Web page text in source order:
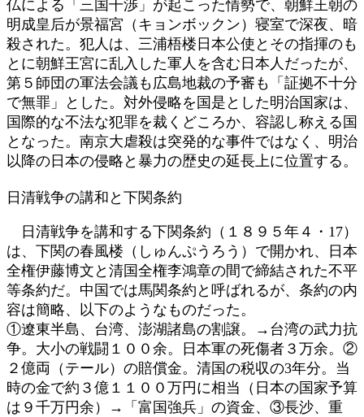
仏による「三国干渉」が起こった情勢で、朝鮮王朝の
明成皇后が景福宮（キョンボックン）寝室で深夜、暗
殺された。犯人は、三浦梧楼日本公使とその指揮のも
とに朝鮮王宮に乱入した軍人を含む日本人だったが、
第５師団の軍法会議も広島地裁の予審も「証拠不十分
で無罪」とした。対外侵略を国是とした明治国家は、
国際的な不法な犯罪を裁くどころか、容認し称える国
となった。南京大虐殺は突発的な事件ではなく、明治
以降の日本の侵略と暴力の歴史の延長上に位置する。
日清戦争の講和と下関条約
日清戦争を講和する下関条約（１８９５年４・17）
は、下関の春風楼（しゅんぷうろう）で開かれ、日本
全権伊藤博文と清国全権李鴻章の間で締結された不平
等条約だ。中国では馬関条約と呼ばれるが、条約の内
容は簡略、以下のようなものだった。
①遼東半島、台湾、澎湖諸島の割譲。→台湾の武力抗
争。大小の戦闘１００余。日本軍の死傷者３万余。②
２億両（テール）の賠償金。清国の税収の3年分。当
時の金で約３億１１００万円に相当（日本の国家予算
は９千万円余）→「富国強兵」の資金、③長沙、重